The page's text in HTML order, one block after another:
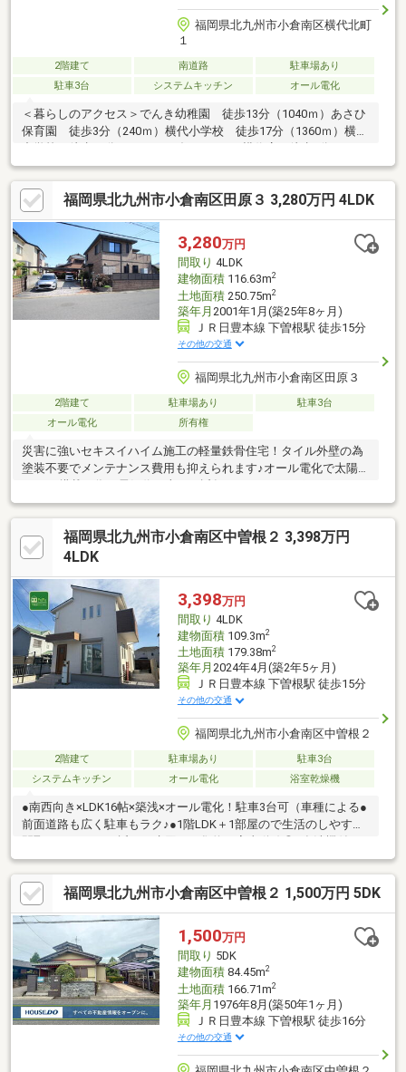
福岡県北九州市小倉南区横代北町
１
2階建て 南道路
駐車場あり
駐車3台
システムキッチン オール電化
＜暮らしのアクセス＞でんき幼稚園 徒歩13分（1040ｍ）あさひ
保育園 徒歩3分（240ｍ）横代小学校 徒歩17分（1360ｍ）横代
ｍ）ファミリーマート小倉下石田一丁目店 徒歩4分（320ｍ）JR
安部山公園駅 徒歩14分（1120ｍ）
福岡県北九州市小倉南区田原３ 3,280万円 4LDK
3,280万円
間取り 4LDK
建物面積116.63m2
土地面積250.75m2
築年月 2001年1月(築25年8ヶ月)
ＪＲ日豊本線 下曽根駅 徒歩15分
その他の交通
福岡県北九州市小倉南区田原３
2階建て 駐車場あり
駐車3台
オール電化
所有権
災害に強いセキスイハイム施工の軽量鉄骨住宅！タイル外壁の為
塗装不要でメンテナンス費用も抑えられます♪オール電化で太陽光
広々とした間取はぜひ現地でご確認ください！
福岡県北九州市小倉南区中曽根２ 3,398万円
4LDK
3,398万円
間取り 4LDK
建物面積109.3m2
土地面積179.38m2
築年月 2024年4月(築2年5ヶ月)
ＪＲ日豊本線 下曽根駅 徒歩15分
その他の交通
福岡県北九州市小倉南区中曽根２
2階建て 駐車場あり
駐車3台
システムキッチン
オール電化 浴室乾燥機
●南西向き×LDK16帖×築浅×オール電化！駐車3台可（車種による●
前面道路も広く駐車もラク♪●1階LDK＋1部屋ので生活のしやすい
で後片付けラクラク！●浴室乾燥機もあり、雨の日や花粉の時期
の洗濯にも便利♪忙しい共働き世帯にも◎●WIC・SIC付きで収納力
も安心！●IHコンロでお手入れ簡単♪●省令準耐火構造で火災に強
い設計。保険料が割安になる場合も♪●近隣トライアルまで車で約
4分●JR下曽根駅徒歩約15分！●小中学校も近く子育て世帯におす
すめ♪●築浅戸建の為、中古戸建で不安な各種保証も引継ぎ可！
福岡県北九州市小倉南区中曽根２ 1,500万円 5DK
1,500万円
間取り 5DK
建物面積84.45m2
土地面積166.71m2
築年月 1976年8月(築50年1ヶ月)
ＪＲ日豊本線 下曽根駅 徒歩16分
その他の交通